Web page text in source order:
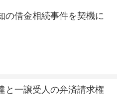
借金相続事件を契機に
と一譲受人の弁済請求権